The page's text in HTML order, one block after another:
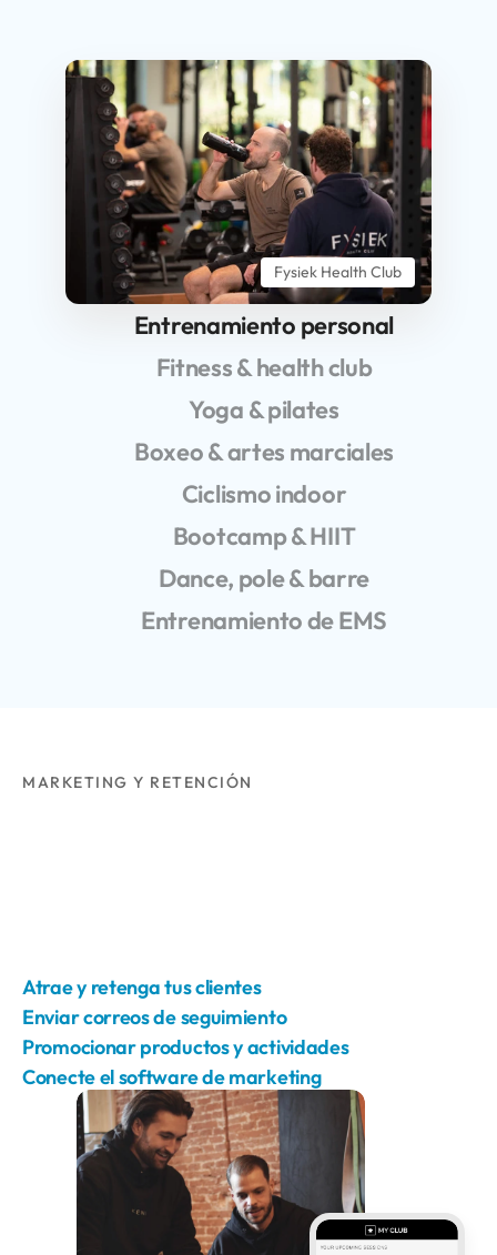
Fysiek Health Club
Entrenamiento personal
Fitness & health club
Yoga & pilates
Boxeo & artes marciales
Ciclismo indoor
Bootcamp & HIIT
Dance, pole & barre
Entrenamiento de EMS
MARKETING Y RETENCIÓN
Atrae y retenga tus clientes
Enviar correos de seguimiento
Promocionar productos y actividades
Conecte el software de marketing